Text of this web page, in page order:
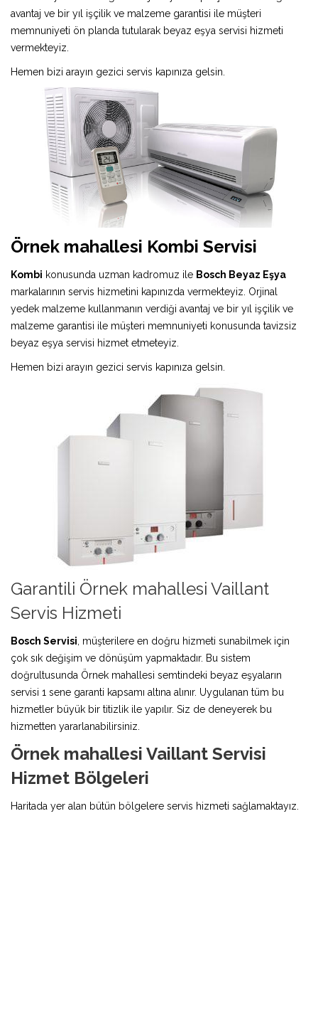
avantaj ve bir yıl işçilik ve malzeme garantisi ile müşteri
memnuniyeti ön planda tutularak beyaz eşya servisi hizmeti
vermekteyiz.
Hemen bizi arayın gezici servis kapınıza gelsin.
Örnek mahallesi Kombi Servisi
Kombi konusunda uzman kadromuz ile Bosch Beyaz Eşya
markalarının servis hizmetini kapınızda vermekteyiz. Orjinal
yedek malzeme kullanmanın verdiği avantaj ve bir yıl işçilik ve
malzeme garantisi ile müşteri memnuniyeti konusunda tavizsiz
beyaz eşya servisi hizmet etmeteyiz.
Hemen bizi arayın gezici servis kapınıza gelsin.
Garantili Örnek mahallesi Vaillant
Servis Hizmeti
Bosch Servisi , müşterilere en doğru hizmeti sunabilmek için
çok sık değişim ve dönüşüm yapmaktadır. Bu sistem
doğrultusunda Örnek mahallesi semtindeki beyaz eşyaların
servisi 1 sene garanti kapsamı altına alınır. Uygulanan tüm bu
hizmetler büyük bir titizlik ile yapılır. Siz de deneyerek bu
hizmetten yararlanabilirsiniz.
Örnek mahallesi Vaillant Servisi
Hizmet Bölgeleri
Haritada yer alan bütün bölgelere servis hizmeti sağlamaktayız.